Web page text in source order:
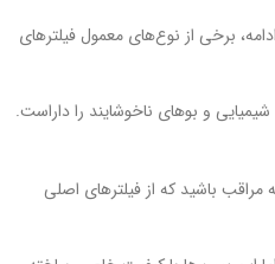
برخی از نوع‌های معمول فیلترهای
و بوهای ناخوشایند را داراست.
باشید که از فیلترهای اصلی